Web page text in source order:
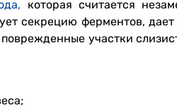
которая считается
секрецию ферментов,
участки